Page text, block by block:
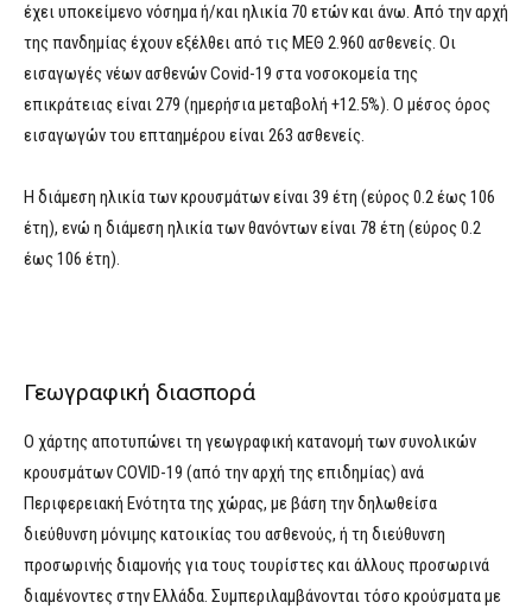
έχει υποκείμενο νόσημα ή/και ηλικία 70 ετών και άνω. Από την αρχή
της πανδημίας έχουν εξέλθει από τις ΜΕΘ 2.960 ασθενείς. Οι
εισαγωγές νέων ασθενών Covid-19 στα νοσοκομεία της
επικράτειας είναι 279 (ημερήσια μεταβολή +12.5%). Ο μέσος όρος
εισαγωγών του επταημέρου είναι 263 ασθενείς.
Η διάμεση ηλικία των κρουσμάτων είναι 39 έτη (εύρος 0.2 έως 106
έτη), ενώ η διάμεση ηλικία των θανόντων είναι 78 έτη (εύρος 0.2
έως 106 έτη).
Γεωγραφική διασπορά
Ο χάρτης αποτυπώνει τη γεωγραφική κατανομή των συνολικών
κρουσμάτων COVID-19 (από την αρχή της επιδημίας) ανά
Περιφερειακή Ενότητα της χώρας, με βάση την δηλωθείσα
διεύθυνση μόνιμης κατοικίας του ασθενούς, ή τη διεύθυνση
προσωρινής διαμονής για τους τουρίστες και άλλους προσωρινά
διαμένοντες στην Ελλάδα. Συμπεριλαμβάνονται τόσο κρούσματα με